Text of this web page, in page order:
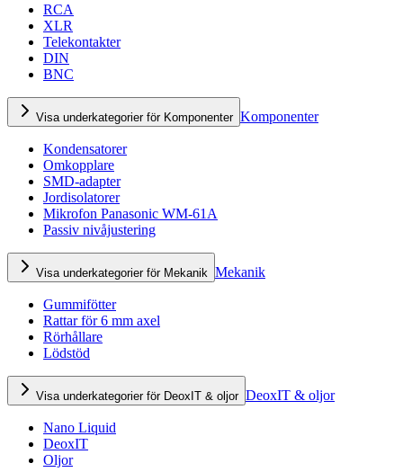
RCA
XLR
Telekontakter
DIN
BNC
Visa underkategorier för Komponenter Komponenter
Kondensatorer
Omkopplare
SMD-adapter
Jordisolatorer
Mikrofon Panasonic WM-61A
Passiv nivåjustering
Visa underkategorier för Mekanik Mekanik
Gummifötter
Rattar för 6 mm axel
Rörhållare
Lödstöd
Visa underkategorier för DeoxIT & oljor DeoxIT & oljor
Nano Liquid
DeoxIT
Oljor